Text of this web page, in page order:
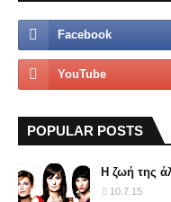
POPULAR POSTS
Η ζωή της
10.7.15